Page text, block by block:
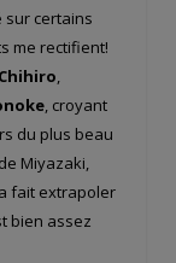
sur certains
me rectifient!
Chihiro,
, croyant
du plus beau
Miyazaki,
fait extrapoler
bien assez